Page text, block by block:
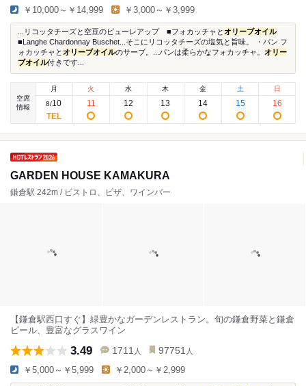
￥10,000～￥14,999 ￥3,000～￥3,999
...リコッタチーズと空豆のピューレアップ ■フォカッチャと オリーブオイル
■Langhe Chardonnay Buschet...そこにリコッタチーズの塩気と旨味。 ・パン フ
ォカッチャと オリーブオイルのサーブ。...パンは柔らかなフォカッチャ。 オリー
ブオイル付きです...
空席
情報
月
8/10
火
11
水
12
木
13
金
14
土
15
日
16
GARDEN HOUSE KAMAKURA
鎌倉駅 242m / ビストロ、ピザ、ワインバー
【鎌倉駅西口すぐ】緑豊かなガーデンレストラン。旬の鎌倉野菜と鎌倉
ビール、豊富なグラスワイン
3.49 1711 人 97751 人
￥5,000～￥5,999 ￥2,000～￥2,999